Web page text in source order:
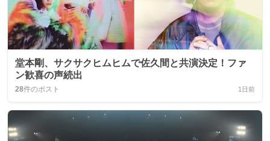
堂本剛、サクサクヒムヒムで佐久間と共演決定！ファ
ン歓喜の声続出
28件のポスト 1日前